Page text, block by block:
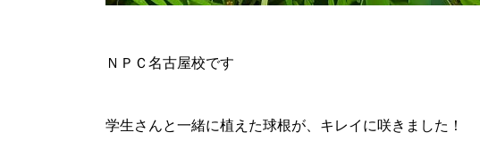
ＮＰＣ名古屋校です
学生さんと一緒に植えた球根が、キレイに咲きました！